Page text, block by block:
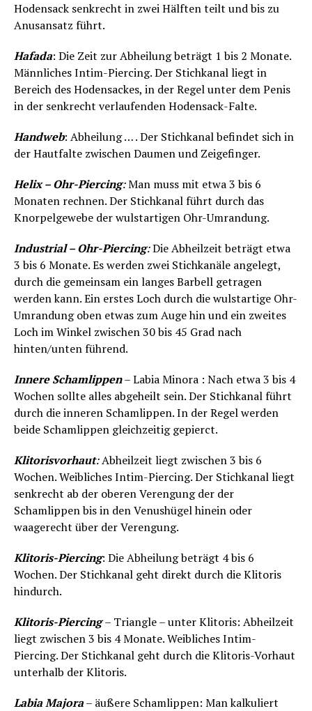
Hodensack senkrecht in zwei Hälften teilt und bis zu
Anusansatz führt.
Hafada: Die Zeit zur Abheilung beträgt 1 bis 2 Monate.
Männliches Intim-Piercing. Der Stichkanal liegt in
Bereich des Hodensackes, in der Regel unter dem Penis
in der senkrecht verlaufenden Hodensack-Falte.
Handweb: Abheilung … . Der Stichkanal befindet sich in
der Hautfalte zwischen Daumen und Zeigefinger.
Helix – Ohr-Piercing:Man muss mit etwa 3 bis 6
Monaten rechnen. Der Stichkanal führt durch das
Knorpelgewebe der wulstartigen Ohr-Umrandung.
Industrial – Ohr-Piercing:Die Abheilzeit beträgt etwa
3 bis 6 Monate. Es werden zwei Stichkanäle angelegt,
durch die gemeinsam ein langes Barbell getragen
werden kann. Ein erstes Loch durch die wulstartige Ohr-
Umrandung oben etwas zum Auge hin und ein zweites
Loch im Winkel zwischen 30 bis 45 Grad nach
hinten/unten führend.
Innere Schamlippen– Labia Minora : Nach etwa 3 bis 4
Wochen sollte alles abgeheilt sein. Der Stichkanal führt
durch die inneren Schamlippen. In der Regel werden
beide Schamlippen gleichzeitig gepierct.
Klitorisvorhaut:Abheilzeit liegt zwischen 3 bis 6
Wochen. Weibliches Intim-Piercing. Der Stichkanal liegt
senkrecht ab der oberen Verengung der der
Schamlippen bis in den Venushügel hinein oder
waagerecht über der Verengung.
Klitoris-Piercing: Die Abheilung beträgt 4 bis 6
Wochen. Der Stichkanal geht direkt durch die Klitoris
hindurch.
Klitoris-Piercing – Triangle – unter Klitoris: Abheilzeit
liegt zwischen 3 bis 4 Monate. Weibliches Intim-
Piercing. Der Stichkanal geht durch die Klitoris-Vorhaut
unterhalb der Klitoris.
Labia Majora– äußere Schamlippen: Man kalkuliert